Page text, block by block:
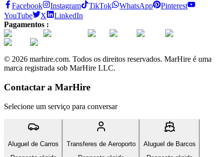
Facebook Instagram TikTok WhatsApp
Pinterest
YouTube
X
LinkedIn
Pagamentos :
© 2026 marhire.com. Todos os direitos reservados. MarHire é uma
marca registrada sob MarHire LLC.
Contactar a MarHire
Selecione um serviço para conversar
Aluguel de Carros
Transferes de Aeroporto
Aluguel de Barcos